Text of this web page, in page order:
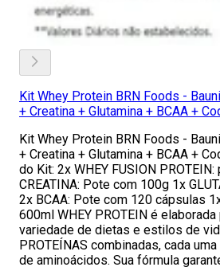
Kit Whey Protein BRN Foods -
+ Creatina + Glutamina + BCAA +
Kit Whey Protein BRN Foods -
+ Creatina + Glutamina + BCAA +
do Kit: 2x WHEY FUSION
CREATINA: Pote com 100g 1x
2x BCAA: Pote com 120 cápsulas
600ml WHEY PROTEIN é
variedade de dietas e estilos de
PROTEÍNAS combinadas, cada
de aminoácidos. Sua fórmula